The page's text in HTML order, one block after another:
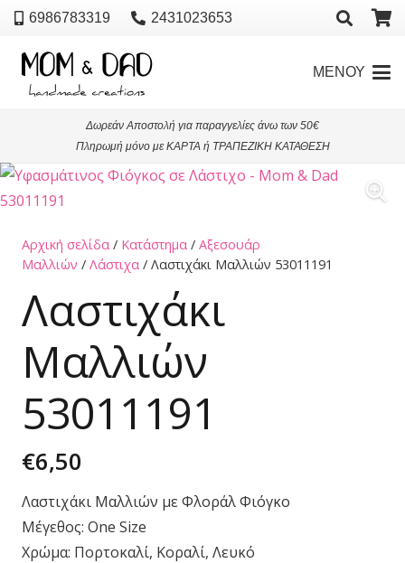
6986783319 2431023653
ΜΕΝΟΥ
Δωρεάν Αποστολή για παραγγελίες άνω των 50€
Πληρωμή μόνο με ΚΑΡΤΑ ή ΤΡΑΠΕΖΙΚΗ ΚΑΤΑΘΕΣΗ
Αρχική σελίδα / Κατάστημα / Αξεσουάρ
Μαλλιών / Λάστιχα / Λαστιχάκι Μαλλιών 53011191
Λαστιχάκι
Μαλλιών
53011191
€6,50
Λαστιχάκι Μαλλιών με Φλοράλ Φιόγκο
Μέγεθος: One Size
Χρώμα: Πορτοκαλί, Κοραλί, Λευκό